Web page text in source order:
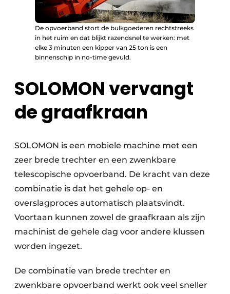
De opvoerband stort de bulkgoederen rechtstreeks
in het ruim en dat blijkt razendsnel te werken: met
elke 3 minuten een kipper van 25 ton is een
binnenschip in no-time gevuld.
SOLOMON vervangt
de graafkraan
SOLOMON is een mobiele machine met een
zeer brede trechter en een zwenkbare
telescopische opvoerband. De kracht van deze
combinatie is dat het gehele op- en
overslagproces automatisch plaatsvindt.
Voortaan kunnen zowel de graafkraan als zijn
machinist de gehele dag voor andere klussen
worden ingezet.
De combinatie van brede trechter en
zwenkbare opvoerband werkt ook veel sneller